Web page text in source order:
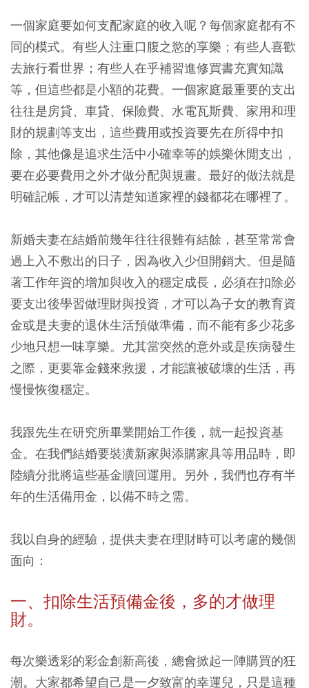
一個家庭要如何支配家庭的收入呢？每個家庭都有不
同的模式。有些人注重口腹之慾的享樂；有些人喜歡
去旅行看世界；有些人在乎補習進修買書充實知識
等，但這些都是小額的花費。一個家庭最重要的支出
往往是房貸、車貸、保險費、水電瓦斯費、家用和理
財的規劃等支出，這些費用或投資要先在所得中扣
除，其他像是追求生活中小確幸等的娛樂休閒支出，
要在必要費用之外才做分配與規畫。最好的做法就是
明確記帳，才可以清楚知道家裡的錢都花在哪裡了。
新婚夫妻在結婚前幾年往往很難有結餘，甚至常常會
過上入不敷出的日子，因為收入少但開銷大。但是隨
著工作年資的增加與收入的穩定成長，必須在扣除必
要支出後學習做理財與投資，才可以為子女的教育資
金或是夫妻的退休生活預做準備，而不能有多少花多
少地只想一味享樂。尤其當突然的意外或是疾病發生
之際，更要靠金錢來救援，才能讓被破壞的生活，再
慢慢恢復穩定。
我跟先生在研究所畢業開始工作後，就一起投資基
金。在我們結婚要裝潢新家與添購家具等用品時，即
陸續分批將這些基金贖回運用。另外，我們也存有半
年的生活備用金，以備不時之需。
我以自身的經驗，提供夫妻在理財時可以考慮的幾個
面向：
一、扣除生活預備金後，多的才做理
財。
每次樂透彩的彩金創新高後，總會掀起一陣購買的狂
潮。大家都希望自己是一夕致富的幸運兒，只是這種